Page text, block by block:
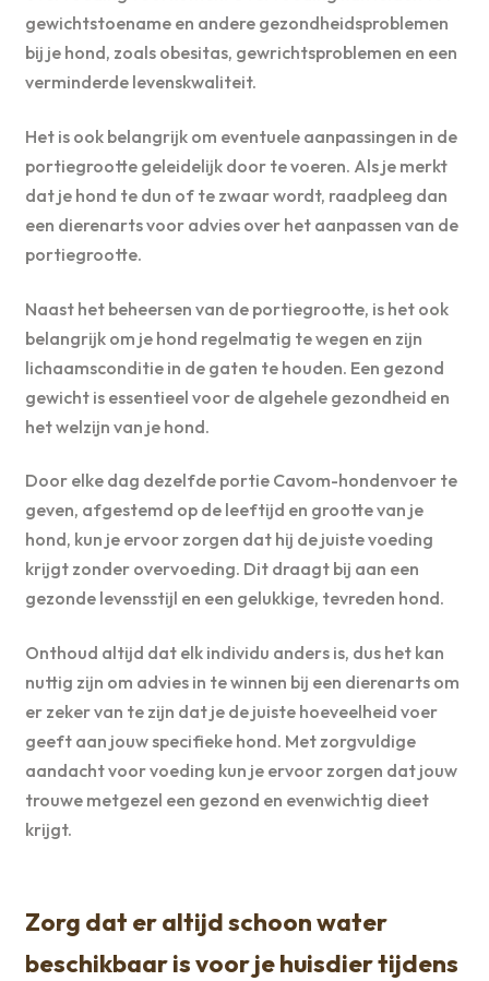
gewichtstoename en andere gezondheidsproblemen
bij je hond, zoals obesitas, gewrichtsproblemen en een
verminderde levenskwaliteit.
Het is ook belangrijk om eventuele aanpassingen in de
portiegrootte geleidelijk door te voeren. Als je merkt
dat je hond te dun of te zwaar wordt, raadpleeg dan
een dierenarts voor advies over het aanpassen van de
portiegrootte.
Naast het beheersen van de portiegrootte, is het ook
belangrijk om je hond regelmatig te wegen en zijn
lichaamsconditie in de gaten te houden. Een gezond
gewicht is essentieel voor de algehele gezondheid en
het welzijn van je hond.
Door elke dag dezelfde portie Cavom-hondenvoer te
geven, afgestemd op de leeftijd en grootte van je
hond, kun je ervoor zorgen dat hij de juiste voeding
krijgt zonder overvoeding. Dit draagt bij aan een
gezonde levensstijl en een gelukkige, tevreden hond.
Onthoud altijd dat elk individu anders is, dus het kan
nuttig zijn om advies in te winnen bij een dierenarts om
er zeker van te zijn dat je de juiste hoeveelheid voer
geeft aan jouw specifieke hond. Met zorgvuldige
aandacht voor voeding kun je ervoor zorgen dat jouw
trouwe metgezel een gezond en evenwichtig dieet
krijgt.
Zorg dat er altijd schoon water
beschikbaar is voor je huisdier tijdens